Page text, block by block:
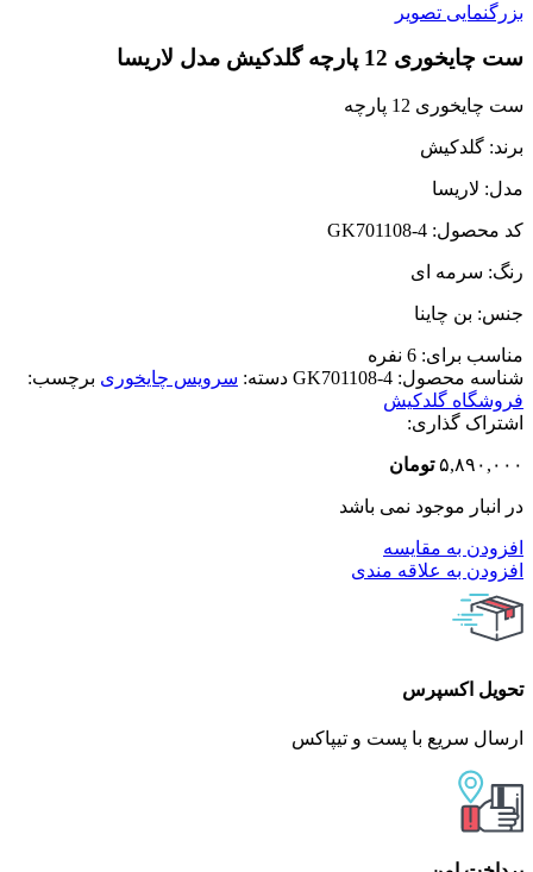
بزرگنمایی تصویر
ست چایخوری 12 پارچه گلدکیش مدل لاریسا
ست چایخوری 12 پارچه
برند: گلدکیش
مدل: لاریسا
کد محصول: GK701108-4
رنگ: سرمه ای
جنس: بن چاینا
مناسب برای: 6 نفره
شناسه محصول: GK701108-4 دسته: سرویس چایخوری برچسب:
فروشگاه گلدکیش
اشتراک گذاری:
۵,۸۹۰,۰۰۰ تومان
در انبار موجود نمی باشد
افزودن به مقایسه
افزودن به علاقه مندی
تحویل اکسپرس
ارسال سریع با پست و تیپاکس